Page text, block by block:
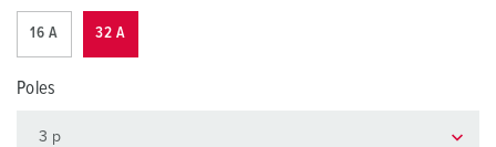
16 A 32 A
Poles